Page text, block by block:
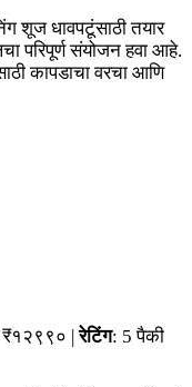
शूज धावपटूंसाठी तयार
परिपूर्ण संयोजन हवा आहे.
कापडाचा वरचा आणि
₹१२९९० |रेटिंग: 5 पैकी